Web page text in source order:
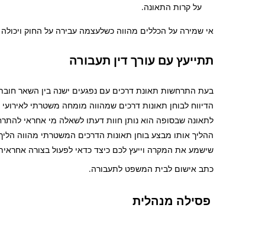
על קרות התאונה.
אי שמירה על הכללים מהווה כשלעצמה עבירה על החוק
תתייעץ עם עורך דין תעבורה
בעת התרחשות תאונת דרכים עם נפגעים ישנה בין השאר
הדיווח לבוחן תאונות דרכים שמהווה מומחה משטרתי
לתאונה שבסופה הוא נותן חוות דעתו לשאלה מי אחראי
ההליך אותו מבצע בוחן תאונות הדרכים המשטרתי מהווה
שישמע את המקרה וייעץ לכם כיצד כדאי לפעול בצורה
כתב אישום לבית המשפט לתעבורה.
פסילה מנהלית